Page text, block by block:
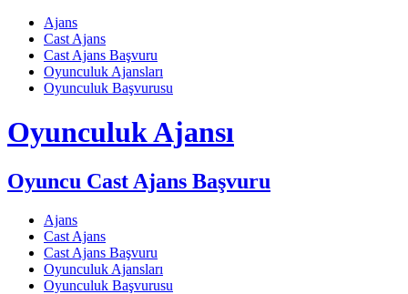
Skip
content
Ajans
Cast Ajans
Cast Ajans Başvuru
Oyunculuk Ajansları
Oyunculuk Başvurusu
Oyunculuk Ajansı
Oyuncu Cast Ajans Başvuru
Ajans
Cast Ajans
Cast Ajans Başvuru
Oyunculuk Ajansları
Oyunculuk Başvurusu